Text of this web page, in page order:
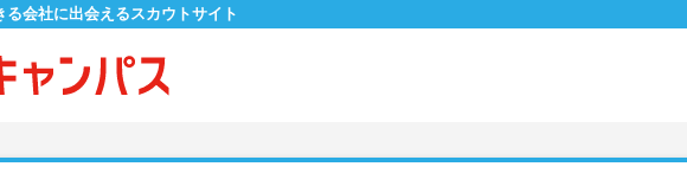
る会社に出会えるスカウトサイト